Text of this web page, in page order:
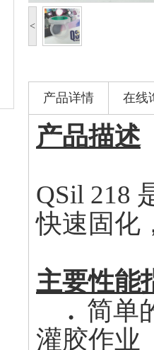
<
产品详情 在线
产品描述
QSil 218
快速固化
主要性能
. 简单
灌胶作业